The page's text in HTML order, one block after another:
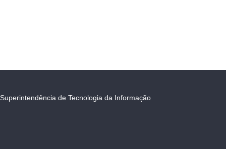
Superintendência de Tecnologia da Informação